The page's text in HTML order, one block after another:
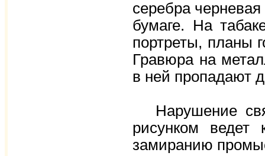
серебра черневая
бумаге. На
портреты, планы
Гравюра на
в ней пропадают
Нарушение
рисунком ведет
замиранию